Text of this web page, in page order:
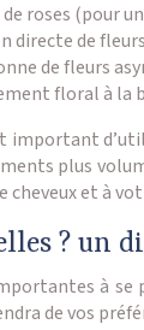
roses (pour
directe de
de fleurs
floral à la
plus
cheveux et à
? un
à
de vos